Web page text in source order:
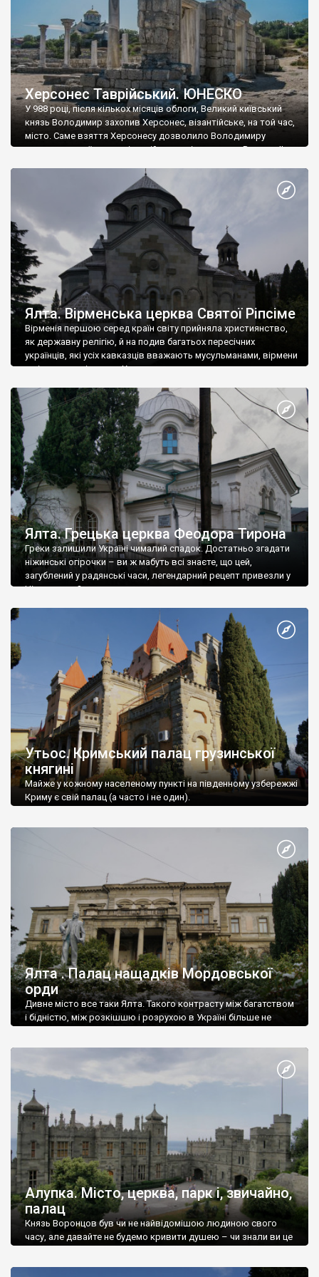
Херсонес Таврійський. ЮНЕСКО
У 988 році, після кількох місяців облоги, Великий київський
князь Володимир захопив Херсонес, візантійське, на той час,
місто. Саме взяття Херсонесу дозволило Володимиру
диктувати свої умови візантійському імператору Василю ІІ, та
Херсонесі Володимир-язичник, став Василем-християнином.
А потім було Хрещення Русі. На честь Херсонесу Таврійського
Ялта. Вірменська церква Святої Ріпсіме
Вірменія першою серед країн світу прийняла християнство,
як державну релігію, й на подив багатьох пересічних
українців, які усіх кавказців вважають мусульманами, вірмени
є відданими вірянами Христа
Ялта. Грецька церква Феодора Тирона
Греки залишили Україні чималий спадок. Достатньо згадати
ніжинські огірочки – ви ж мабуть всі знаєте, що цей,
загублений у радянські часи, легендарний рецепт привезли у
Ніжин греки?
Утьос. Кримський палац грузинської
княгині
Майже у кожному населеному пункті на південному узбережжі
Криму є свій палац (а часто і не один).
Ялта . Палац нащадків Мордовської
орди
Дивне місто все таки Ялта. Такого контрасту між багатством
і бідністю, між розкішшю і розрухою в Україні більше не
Алупка. Місто, церква, парк і, звичайно,
палац
Князь Воронцов був чи не найвідомішою людиною свого
часу, але давайте не будемо кривити душею – чи знали ви це